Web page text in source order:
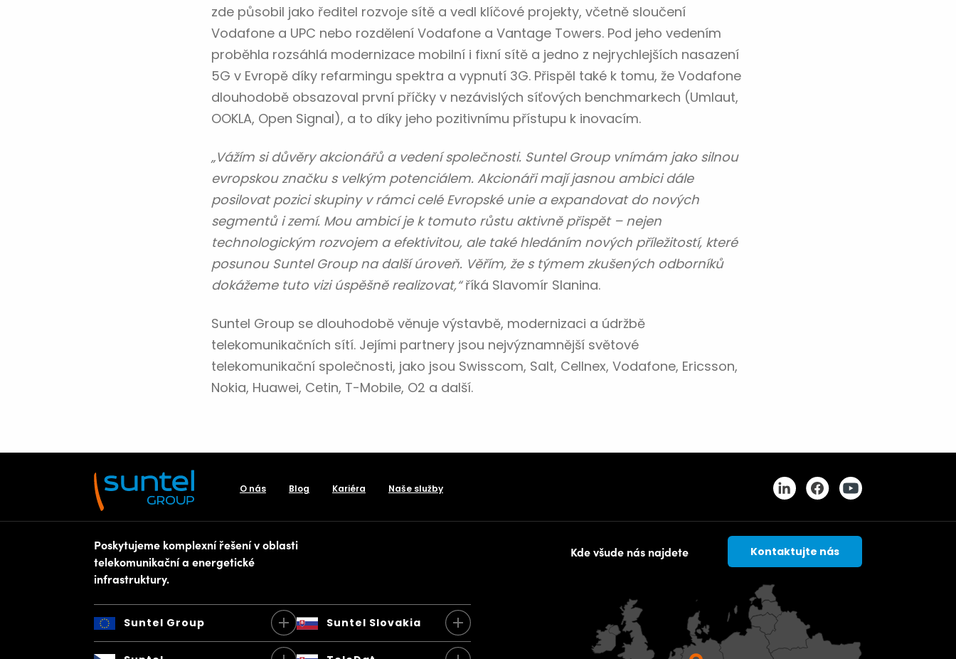
zde působil jako ředitel rozvoje sítě a vedl klíčové projekty, včetně sloučení
Vodafone a UPC nebo rozdělení Vodafone a Vantage Towers. Pod jeho vedením
proběhla rozsáhlá modernizace mobilní i fixní sítě a jedno z nejrychlejších nasazení
5G v Evropě díky refarmingu spektra a vypnutí 3G. Přispěl také k tomu, že Vodafone
dlouhodobě obsazoval první příčky v nezávislých síťových benchmarkech (Umlaut,
OOKLA, Open Signal), a to díky jeho pozitivnímu přístupu k inovacím.
„Vážím si důvěry akcionářů a vedení společnosti. Suntel Group vnímám jako silnou
evropskou značku s velkým potenciálem. Akcionáři mají jasnou ambici dále
posilovat pozici skupiny v rámci celé Evropské unie a expandovat do nových
segmentů i zemí. Mou ambicí je k tomuto růstu aktivně přispět – nejen
technologickým rozvojem a efektivitou, ale také hledáním nových příležitostí, které
posunou Suntel Group na další úroveň. Věřím, že s týmem zkušených odborníků
dokážeme tuto vizi úspěšně realizovat,“říká Slavomír Slanina.
Suntel Group se dlouhodobě věnuje výstavbě, modernizaci a údržbě
telekomunikačních sítí. Jejími partnery jsou nejvýznamnější světové
telekomunikační společnosti, jako jsou Swisscom, Salt, Cellnex, Vodafone, Ericsson,
Nokia, Huawei, Cetin, T-Mobile, O2 a další.
O nás Blog Kariéra Naše služby
Poskytujeme komplexní řešení v oblasti
telekomunikační a energetické
infrastruktury.
Suntel Group Suntel Slovakia
Kde všude nás najdete Kontaktujte nás